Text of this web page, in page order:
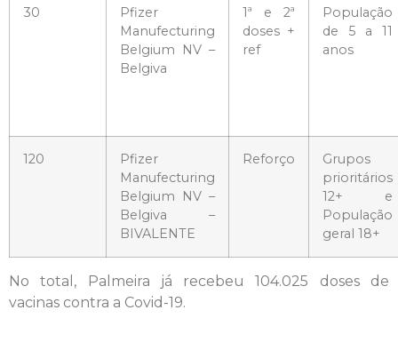
30
Pfizer
Manufecturing
Belgium NV –
Belgiva
1ª e 2ª
doses +
ref
População
de 5 a 11
anos
120
Pfizer
Manufecturing
Belgium NV –
Belgiva –
BIVALENTE
Reforço
Grupos
prioritários
12+ e
População
geral 18+
No total, Palmeira já recebeu 104.025 doses de
vacinas contra a Covid-19.